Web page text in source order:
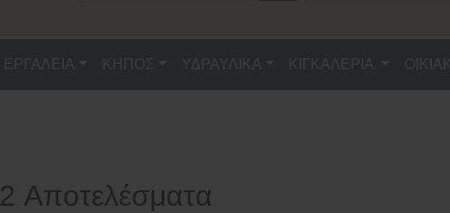
ΕΡΓΑΛΕΙΑ ΚΗΠΟΣ ΥΔΡΑΥΛΙΚΑ ΚΙΓΚΑΛΕΡΙΑ
2 Αποτελέσματα